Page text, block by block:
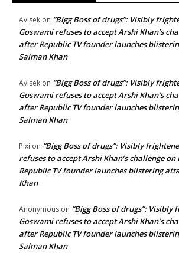
Avisek on “Bigg Boss of drugs”: Visibly
Goswami refuses to accept Arshi Khan’s
after Republic TV founder launches
Salman Khan
Avisek on “Bigg Boss of drugs”: Visibly
Goswami refuses to accept Arshi Khan’s
after Republic TV founder launches
Salman Khan
Pixi on “Bigg Boss of drugs”: Visibly
refuses to accept Arshi Khan’s challenge on
Republic TV founder launches blistering
Khan
Anonymous on “Bigg Boss of drugs”:
Goswami refuses to accept Arshi Khan’s
after Republic TV founder launches
Salman Khan